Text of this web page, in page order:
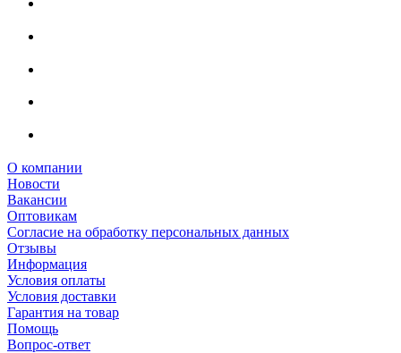
О компании
Новости
Вакансии
Оптовикам
Cогласие на обработку персональных данных
Отзывы
Информация
Условия оплаты
Условия доставки
Гарантия на товар
Помощь
Вопрос-ответ